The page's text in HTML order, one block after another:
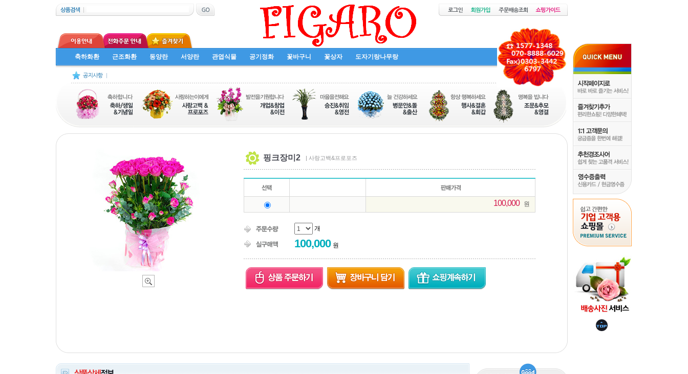
축하화환 근조화환 동양란 서양란 관엽식물 공기정화 꽃바구니 꽃상자 도자기랑나무랑
핑크장미2 | 사랑고백&프로포즈
100,000 원
개
100,000 원